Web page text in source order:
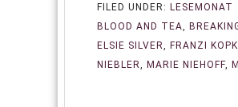
FILED UNDER: LESEMONAT
BLOOD AND TEA,
ELSIE SILVER, FRANZI
NIEBLER, MARIE NIEHOFF,